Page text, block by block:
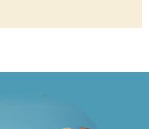
Saint-Préfert